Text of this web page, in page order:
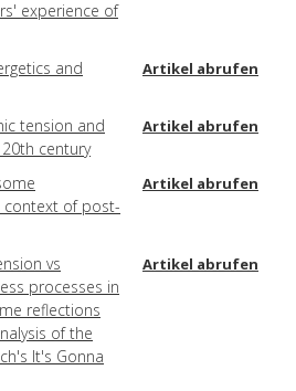
experience of
and
Artikel abrufen
tension and
century
Artikel abrufen
context of post-
Artikel abrufen
vs
processes in
reflections
of the
It's Gonna
Artikel abrufen